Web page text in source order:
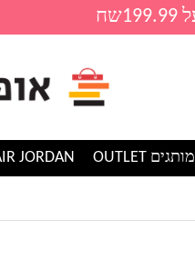
מותגים OUTLET JORDAN